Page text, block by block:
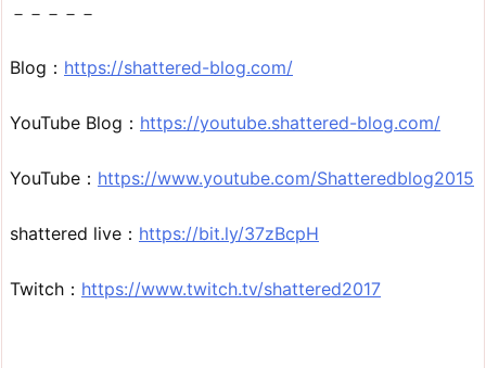
－－－－－
Blog： https://shattered-blog.com/
YouTube Blog： https://youtube.shattered-blog.com/
YouTube： https://www.youtube.com/Shatteredblog2015
shattered live： https://bit.ly/37zBcpH
Twitch： https://www.twitch.tv/shattered2017